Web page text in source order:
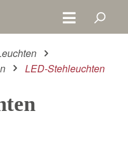
LED-Stehleuchten